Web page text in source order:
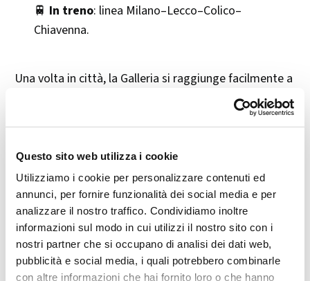
Questo sito web utilizza i cookie
Utilizziamo i cookie per personalizzare contenuti ed
annunci, per fornire funzionalità dei social media e per
analizzare il nostro traffico. Condividiamo inoltre
informazioni sul modo in cui utilizzi il nostro sito con i
nostri partner che si occupano di analisi dei dati web,
pubblicità e social media, i quali potrebbero combinarle
con altre informazioni che hai fornito loro o che hanno
🚆 In treno: linea Milano–Lecco–Colico–
Chiavenna.
Una volta in città, la Galleria si raggiunge facilmente a
Perché è un luogo che emoziona, che racconta vite e
vocazioni. Un piccolo grande museo nato dal cuore,
dove passato e presente si incontrano grazie alla
passione di chi non ha mai smesso di credere nel
valore del servizio e della memoria.